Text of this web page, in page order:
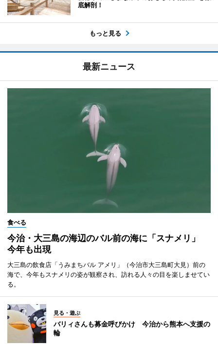
底解剖！
もっと見る
最新ニュース
食べる
今治・大三島の海辺のバル前の海に「スナメリ」
今年も出現
大三島の飲食店「うみまちバル アメリ」（今治市大三島町大見）前の
海で、今年もスナメリの姿が観察され、訪れる人々の目を楽しませてい
る。
見る・遊ぶ
バリィさんも募金呼びかけ 今治から熊本へ支援の
輪